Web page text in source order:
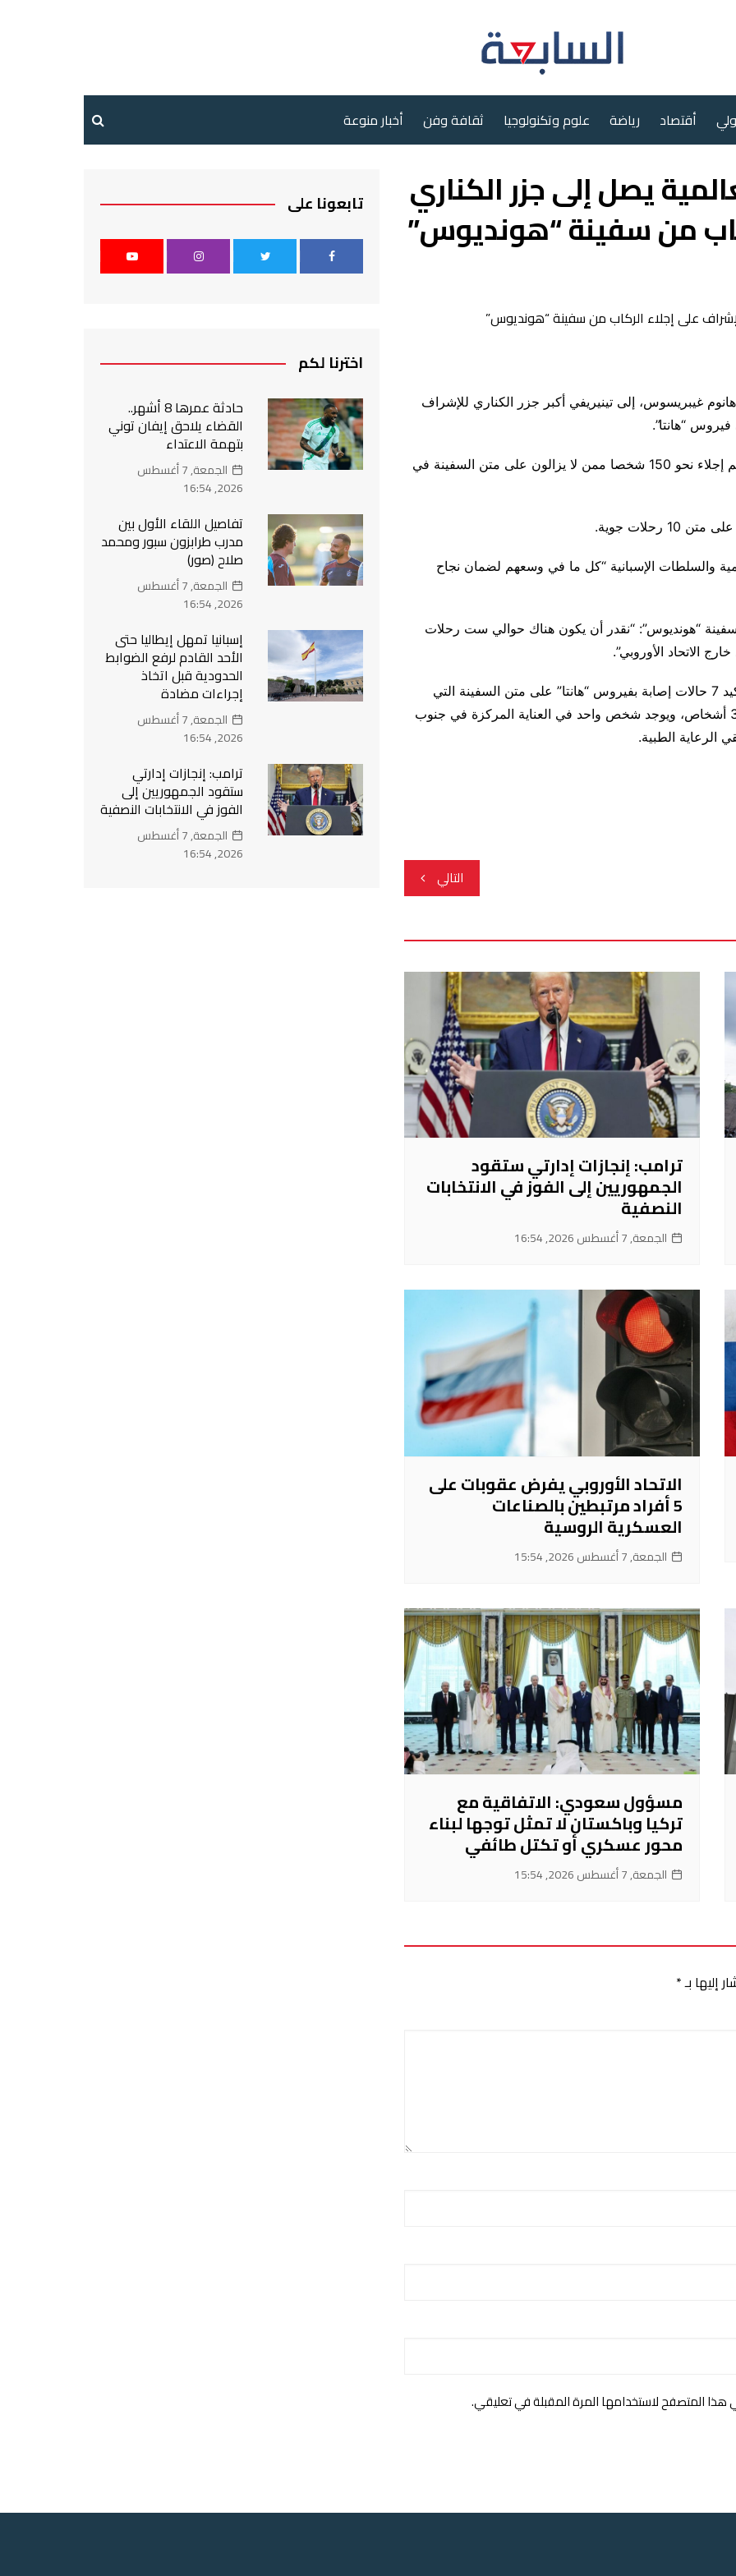
أقتصاد رياضة علوم وتكنولوجيا ثقافة وفن أخبار منوعة
يصل إلى جزر الكناري
من سفينة “هونديوس”
غيبريسوس، إلى تينيريفي أكبر جزر الكناري للإشراف
“هانتا”.
وأشارت منظمة الصحة العالمية في بيان إلى أنه “سيتم إجلاء نحو 150 شخصا ممن لا يزالون على متن السفينة في
جوية.
والسلطات الإسبانية “كل ما في وسعهم لضمان نجاح
“هونديوس”: “نقدر أن يكون هناك حوالي ست رحلات
الاتحاد الأوروبي”.
في وقت سابق، أعلنت منظمة الصحة العالمية عن تأكيد 7 حالات إصابة بفيروس “هانتا” على متن السفينة التي
كانت متجهة من الأرجنتين إلى الرأس الأخضر وتوفي 3 أشخاص، ويوجد شخص واحد في العناية المركزة في جنوب
التالي
ترامب: إنجازات إدارتي ستقود
الجمهوريين إلى الفوز في الانتخابات
النصفية
الجمعة, 7 أغسطس 2026, 16:54
الاتحاد الأوروبي يفرض عقوبات على
5 أفراد مرتبطين بالصناعات
العسكرية الروسية
الجمعة, 7 أغسطس 2026, 15:54
مسؤول سعودي: الاتفاقية مع
تركيا وباكستان لا تمثل توجها لبناء
محور عسكري أو تكتل طائفي
الجمعة, 7 أغسطس 2026, 15:54
إليها بـ*
هذا المتصفح لاستخدامها المرة المقبلة في تعليقي.
تابعونا على
اخترنا لكم
حادثة عمرها 8 أشهر..
القضاء يلاحق إيفان توني
بتهمة الاعتداء
الجمعة, 7 أغسطس
2026, 16:54
تفاصيل اللقاء الأول بين
مدرب طرابزون سبور ومحمد
صلاح (صور)
الجمعة, 7 أغسطس
2026, 16:54
إسبانيا تمهل إيطاليا حتى
الأحد القادم لرفع الضوابط
الحدودية قبل اتخاذ
إجراءات مضادة
الجمعة, 7 أغسطس
2026, 16:54
ترامب: إنجازات إدارتي
ستقود الجمهوريين إلى
الفوز في الانتخابات النصفية
الجمعة, 7 أغسطس
2026, 16:54